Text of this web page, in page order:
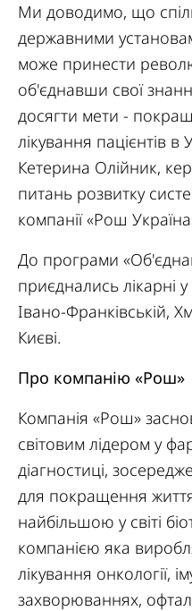
Ми доводимо, що
державними
може принести
об'єднавши свої
досягти мети -
лікування пацієнтів в
Кетерина Олійник,
питань розвитку
компанії «Рош
До програми
приєднались лікарні у
Івано-Франківській,
Києві.
Про компанію «Рош»
Компанія «Рош»
світовим лідером у
діагностиці,
для покращення
найбільшою у світі
компанією яка
лікування онкології,
захворюваннях,